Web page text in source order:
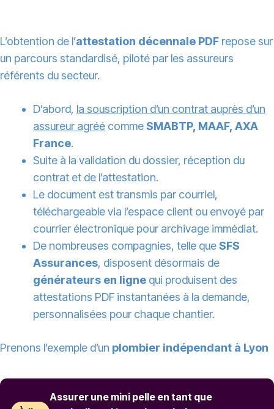
L’obtention de l’attestation décennale PDF repose sur
un parcours standardisé, piloté par les assureurs
référents du secteur.
D’abord, la souscription d’un contrat auprès d’un
assureur agréé commeSMABTP, MAAF, AXA
France.
Suite à la validation du dossier, réception du
contrat et de l’attestation.
Le document est transmis par courriel,
téléchargeable via l’espace client ou envoyé par
courrier électronique pour archivage immédiat.
De nombreuses compagnies, telle queSFS
Assurances, disposent désormais de
générateurs en ligne qui produisent des
attestations PDF instantanées à la demande,
personnalisées pour chaque chantier.
Prenons l’exemple d’un plombier indépendant à Lyon
Assurer une mini pelle en tant que